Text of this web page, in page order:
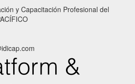
y Capacitación Profesional del